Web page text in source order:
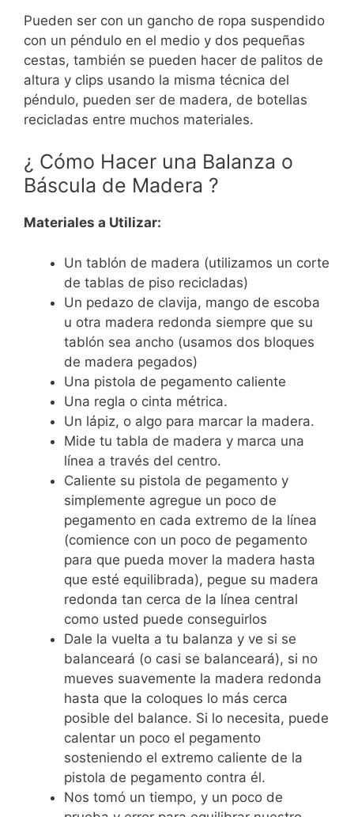
Pueden ser con un gancho de ropa suspendido
con un péndulo en el medio y dos pequeñas
cestas, también se pueden hacer de palitos de
altura y clips usando la misma técnica del
péndulo, pueden ser de madera, de botellas
recicladas entre muchos materiales.
¿ Cómo Hacer una Balanza o
Báscula de Madera ?
Materiales a Utilizar:
Un tablón de madera (utilizamos un corte
de tablas de piso recicladas)
Un pedazo de clavija, mango de escoba
u otra madera redonda siempre que su
tablón sea ancho (usamos dos bloques
de madera pegados)
Una pistola de pegamento caliente
Una regla o cinta métrica.
Un lápiz, o algo para marcar la madera.
Mide tu tabla de madera y marca una
línea a través del centro.
Caliente su pistola de pegamento y
simplemente agregue un poco de
pegamento en cada extremo de la línea
(comience con un poco de pegamento
para que pueda mover la madera hasta
que esté equilibrada), pegue su madera
redonda tan cerca de la línea central
como usted puede conseguirlos
Dale la vuelta a tu balanza y ve si se
balanceará (o casi se balanceará), si no
mueves suavemente la madera redonda
hasta que la coloques lo más cerca
posible del balance. Si lo necesita, puede
calentar un poco el pegamento
sosteniendo el extremo caliente de la
pistola de pegamento contra él.
Nos tomó un tiempo, y un poco de